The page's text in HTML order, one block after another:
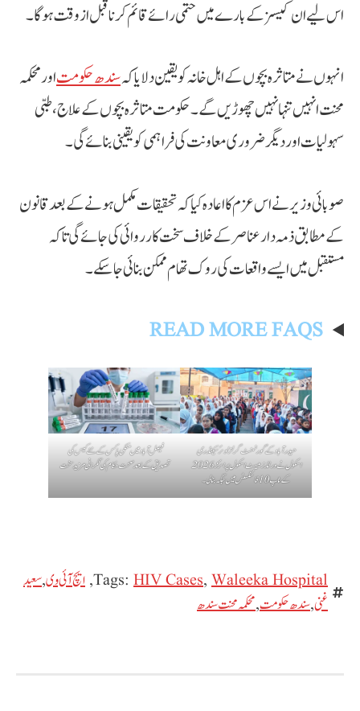
اس لیے ان کیسز کے بارے میں حتمی رائے قائم کرنا قبل از وقت ہوگا۔
انہوں نے متاثرہ بچوں کے اہل خانہ کو یقین دلایا کہسندھ حکومتاور محکمہ
محنت انہیں تنہا نہیں چھوڑیں گے۔ حکومت متاثرہ بچوں کے علاج، طبی
سہولیات اور دیگر ضروری معاونت کی فراہمی کو یقینی بنائے گی۔
صوبائی وزیر نے اس عزم کا اعادہ کیا کہ تحقیقات مکمل ہونے کے بعد قانون
کے مطابق ذمہ دار عناصر کے خلاف سخت کارروائی کی جائے گی تاکہ
مستقبل میں ایسے واقعات کی روک تھام ممکن بنائی جا سکے۔
READ MORE FAQS
حیدرآباد کے گورنمنٹ گرلز لوئر سیکنڈری
اسکول نے ورلڈز بیسٹ اسکول پرائزز 2026
کے ٹاپ 10 فائنلسٹس میں جگہ بنا لی۔
فیصل آباد میں منکی پاکس کے نئے کیس کی
تصدیق کے بعد صحت حکام کی نگرانی مزید سخت
Tags: HIV Cases, Waleeka Hospital
, ایچ آئی وی,سعید
غنی,سندھ حکومت,محکمہ محنت سندھ